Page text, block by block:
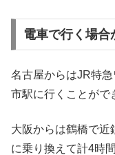
電車で行く場合
名古屋からはJR特
市駅に行くことがで
大阪からは鶴橋で近
に乗り換えて計4時